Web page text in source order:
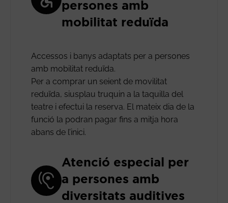
persones amb
mobilitat reduïda
Accessos i banys adaptats per a persones
amb mobilitat reduïda.
Per a comprar un seient de movilitat
reduïda, siusplau truquin a la taquilla del
teatre i efectui la reserva. El mateix dia de la
funció la podran pagar fins a mitja hora
abans de l’inici.
Atenció especial per
a persones amb
diversitats auditives